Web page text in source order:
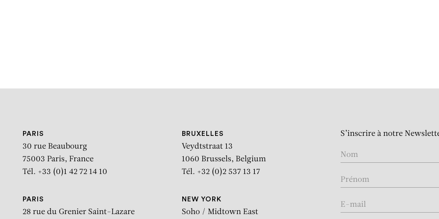
PARIS
30 rue Beaubourg
75003 Paris, France
Tél. +33 (0)1 42 72 14 10
BRUXELLES
Veydtstraat 13
1060 Brussels, Belgium
Tél. +32 (0)2 537 13 17
PARIS
28 rue du Grenier Saint-Lazare
NEW YORK
Soho / Midtown East
S’inscrire à notre